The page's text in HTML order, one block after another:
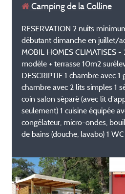
Camping de la Colline
RESERVATION 2 nuits
débutant dimanche en juillet/
MOBIL HOMES CLIMATISES
modèle + terrasse 10m2
DESCRIPTIF 1 chambre avec
chambre avec 2 lits simples 1
coin salon séparé (avec lit
seulement) 1 cuisine équipée
congélateur, micro-ondes,
de bains (douche, lavabo) 1